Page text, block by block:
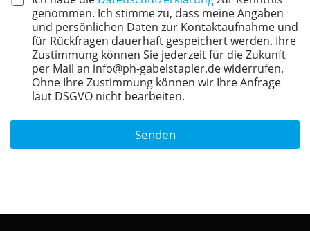
genommen. Ich stimme zu, dass meine Angaben
und persönlichen Daten zur Kontaktaufnahme und
für Rückfragen dauerhaft gespeichert werden. Ihre
Zustimmung können Sie jederzeit für die Zukunft
per Mail an info@ph-gabelstapler.de widerrufen.
Ohne Ihre Zustimmung können wir Ihre Anfrage
laut DSGVO nicht bearbeiten.
Senden